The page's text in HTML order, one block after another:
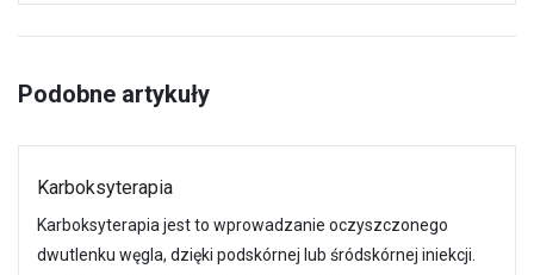
Podobne artykuły
Karboksyterapia
Karboksyterapia jest to wprowadzanie oczyszczonego
dwutlenku węgla, dzięki podskórnej lub śródskórnej iniekcji.